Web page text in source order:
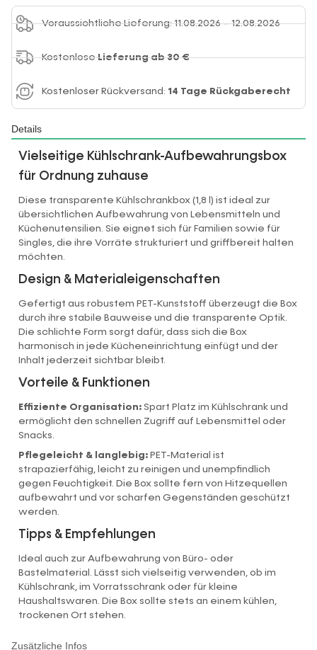
Voraussichtliche Lieferung: 11.08.2026 – 12.08.2026
KostenloseLieferung ab 30 €
Kostenloser Rückversand: 14 Tage Rückgaberecht
Details
Zusätzliche Infos
Vielseitige Kühlschrank-Aufbewahrungsbox
für Ordnung zuhause
Diese transparente Kühlschrankbox (1,8 l) ist ideal zur
übersichtlichen Aufbewahrung von Lebensmitteln und
Küchenutensilien. Sie eignet sich für Familien sowie für
Singles, die ihre Vorräte strukturiert und griffbereit halten
möchten.
Design & Materialeigenschaften
Gefertigt aus robustem PET-Kunststoff überzeugt die Box
durch ihre stabile Bauweise und die transparente Optik.
Die schlichte Form sorgt dafür, dass sich die Box
harmonisch in jede Kücheneinrichtung einfügt und der
Inhalt jederzeit sichtbar bleibt.
Vorteile & Funktionen
Effiziente Organisation: Spart Platz im Kühlschrank und
ermöglicht den schnellen Zugriff auf Lebensmittel oder
Snacks.
Pflegeleicht & langlebig: PET-Material ist
strapazierfähig, leicht zu reinigen und unempfindlich
gegen Feuchtigkeit. Die Box sollte fern von Hitzequellen
aufbewahrt und vor scharfen Gegenständen geschützt
werden.
Tipps & Empfehlungen
Ideal auch zur Aufbewahrung von Büro- oder
Bastelmaterial. Lässt sich vielseitig verwenden, ob im
Kühlschrank, im Vorratsschrank oder für kleine
Haushaltswaren. Die Box sollte stets an einem kühlen,
trockenen Ort stehen.